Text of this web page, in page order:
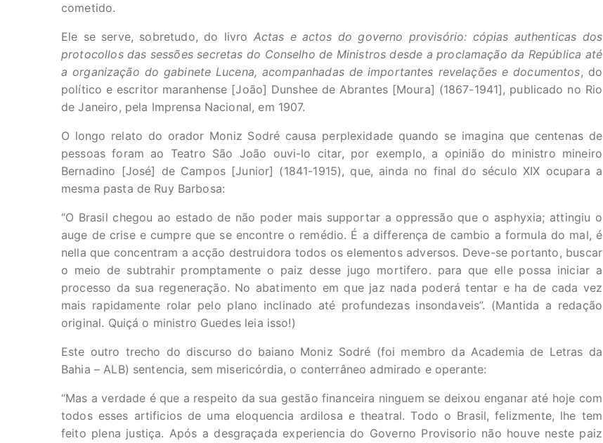
cometido.
Ele se serve, sobretudo, do livro Actas e actos do governo provisório: cópias authenticas dos
protocollos das sessões secretas do Conselho de Ministros desde a proclamação da República até
a organização do gabinete Lucena, acompanhadas de importantes revelações e documentos, do
político e escritor maranhense [João] Dunshee de Abrantes [Moura] (1867-1941], publicado no Rio
de Janeiro, pela Imprensa Nacional, em 1907.
O longo relato do orador Moniz Sodré causa perplexidade quando se imagina que centenas de
pessoas foram ao Teatro São João ouvi-lo citar, por exemplo, a opinião do ministro mineiro
Bernadino [José] de Campos [Junior] (1841-1915), que, ainda no final do século XIX ocupara a
mesma pasta de Ruy Barbosa:
“O Brasil chegou ao estado de não poder mais supportar a oppressão que o asphyxia; attingiu o
auge de crise e cumpre que se encontre o remédio. É a differença de cambio a formula do mal, é
nella que concentram a acção destruidora todos os elementos adversos. Deve-se portanto, buscar
o meio de subtrahir promptamente o paiz desse jugo mortifero. para que elle possa iniciar a
processo da sua regeneração. No abatimento em que jaz nada poderá tentar e ha de cada vez
mais rapidamente rolar pelo plano inclinado até profundezas insondaveis”. (Mantida a redação
original. Quiçá o ministro Guedes leia isso!)
Este outro trecho do discurso do baiano Moniz Sodré (foi membro da Academia de Letras da
Bahia – ALB) sentencia, sem misericórdia, o conterrâneo admirado e operante:
“Mas a verdade é que a respeito da sua gestão financeira ninguem se deixou enganar até hoje com
todos esses artificios de uma eloquencia ardilosa e theatral. Todo o Brasil, felizmente, lhe tem
feito plena justiça. Após a desgraçada experiencia do Governo Provisorio não houve neste paiz